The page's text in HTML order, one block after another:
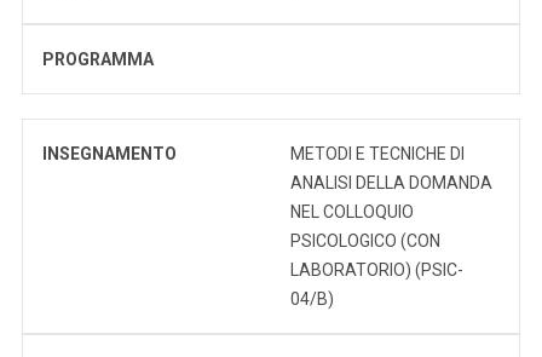
PROGRAMMA
INSEGNAMENTO
METODI E TECNICHE DI
ANALISI DELLA DOMANDA
NEL COLLOQUIO
PSICOLOGICO (CON
LABORATORIO) (PSIC-
04/B)